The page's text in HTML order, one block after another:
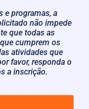
e programas, a
não impede
que todas as
cumprem os
atividades que
favor, responda o
a inscrição.